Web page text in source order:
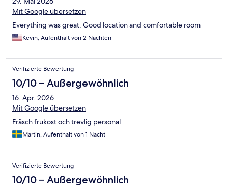
Mit Google übersetzen
Everything was great. Good location and comfortable room
Kevin, Aufenthalt von 2 Nächten
Verifizierte Bewertung
10/10 – Außergewöhnlich
16. Apr. 2026
Mit Google übersetzen
Fräsch frukost och trevlig personal
Martin, Aufenthalt von 1 Nacht
Verifizierte Bewertung
10/10 – Außergewöhnlich